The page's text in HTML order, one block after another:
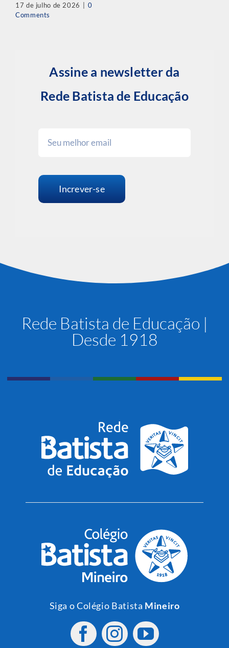
17 de julho de 2026
0
Comments
Assine a newsletter da
Rede Batista de Educação
Increver-se
Rede Batista de Educação |
Desde 1918
Siga o Colégio Batista Mineiro